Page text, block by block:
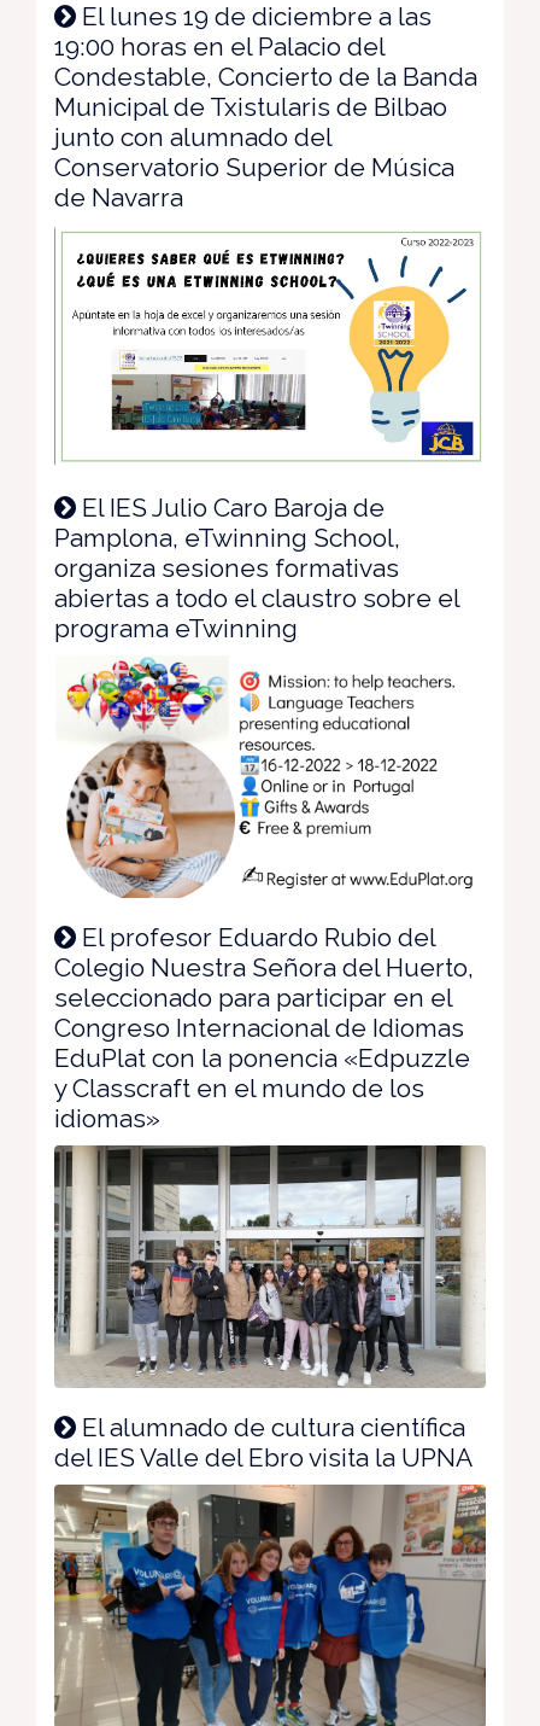
El lunes 19 de diciembre a las
19:00 horas en el Palacio del
Condestable, Concierto de la Banda
Municipal de Txistularis de Bilbao
junto con alumnado del
Conservatorio Superior de Música
de Navarra
El IES Julio Caro Baroja de
Pamplona, eTwinning School,
organiza sesiones formativas
abiertas a todo el claustro sobre el
programa eTwinning
El profesor Eduardo Rubio del
Colegio Nuestra Señora del Huerto,
seleccionado para participar en el
Congreso Internacional de Idiomas
EduPlat con la ponencia «Edpuzzle
y Classcraft en el mundo de los
idiomas»
El alumnado de cultura científica
del IES Valle del Ebro visita la UPNA